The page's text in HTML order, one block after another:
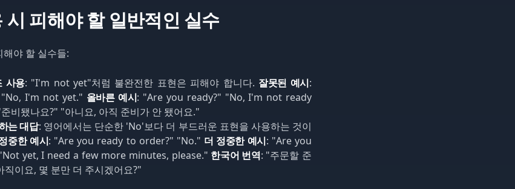
피해야 할 일반적인 실수
야 할 실수들:
사용: "I'm not yet"처럼 불완전한 표현은 피해야 합니다. 잘못된 예시:
I'm not yet." 올바른 예시: "Are you ready?" "No, I'm not ready
비됐나요?" "아니요, 아직 준비가 안 됐어요."
는 대답: 영어에서는 단순한 'No'보다 더 부드러운 표현을 사용하는 것이
중한 예시: "Are you ready to order?" "No." 더 정중한 예시: "Are you
yet, I need a few more minutes, please." 한국어 번역: "주문할 준
직이요, 몇 분만 더 주시겠어요?"